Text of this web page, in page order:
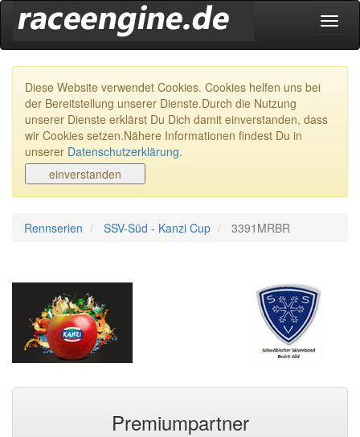
Diese Website verwendet Cookies. Cookies helfen uns bei
der Bereitstellung unserer Dienste.Durch die Nutzung
unserer Dienste erklärst Du Dich damit einverstanden, dass
wir Cookies setzen.Nähere Informationen findest Du in
unserer Datenschutzerklärung.
Rennserien SSV-Süd - Kanzi Cup 3391MRBR
Premiumpartner